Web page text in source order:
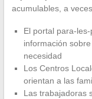
acumulables, a
El portal para-
información
necesidad
Los Centros
orientan a las
Las trabajadoras